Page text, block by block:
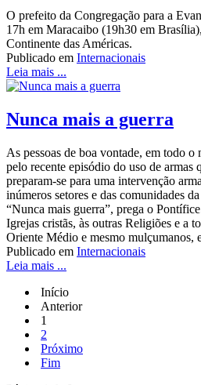
O prefeito da Congregação para a
17h em Maracaibo (19h30 em
Continente das Américas.
Publicado em Internacionais
Leia mais ...
Nunca mais a guerra
As pessoas de boa vontade, em todo
pelo recente episódio do uso de
preparam-se para uma intervenção
inúmeros setores e das comunidades
“Nunca mais guerra”, prega o
Igrejas cristãs, às outras Religiões e a
Oriente Médio e mesmo mulçumanos,
Publicado em Internacionais
Leia mais ...
Início
Anterior
1
2
Próximo
Fim